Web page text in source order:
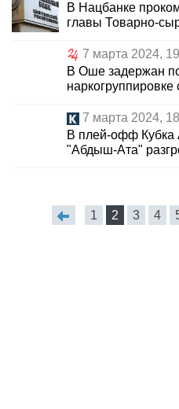
В Нацбанке
главы Товарно-
7 марта 2024,
В Оше задержан
7 марта 2024,
В плей-офф Кубка
"Абдыш-Ата"
1 2 3 4